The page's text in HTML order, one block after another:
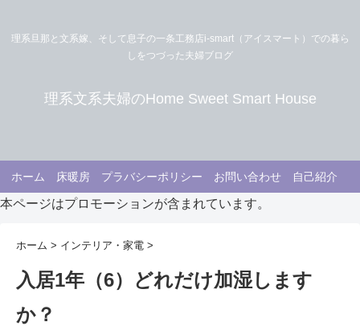
理系旦那と文系嫁、そして息子の一条工務店i-smart（アイスマート）での暮ら
しをつづった夫婦ブログ
理系文系夫婦のHome Sweet Smart House
ホーム 床暖房 プラバシーポリシー お問い合わせ 自己紹介
本ページはプロモーションが含まれています。
ホーム > インテリア・家電 >
入居1年（6）どれだけ加湿します
か？